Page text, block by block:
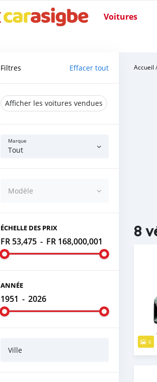
Voitures
Filtres Effacer tout
Afficher les voitures vendues
Marque
Tout
Modèle
ÉCHELLE DES PRIX
FR 53,475 - FR 168,000,001
ANNÉE
1951 - 2026
Ville
Accueil
8
6